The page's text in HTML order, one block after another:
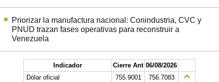
Priorizar la manufactura nacional: Conindustria, CVC y
PNUD trazan fases operativas para reconstruir a
Venezuela
Indicador Cierre Ant 06/08/2026
Dólar oficial
755.9001
756.7083